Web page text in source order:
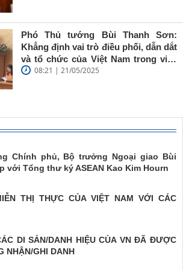
Phó Thủ tướng Bùi Thanh Sơn:
Khẳng định vai trò điều phối, dẫn dắt
và tổ chức của Việt Nam trong việc
đề cao chủ nghĩa đa phương, đoàn
08:21 | 21/05/2025
Chính phủ, Bộ trưởng Ngoại giao Bùi
với Tổng thư ký ASEAN Kao Kim Hourn
THỊ THỰC CỦA VIỆT NAM VỚI CÁC
DI SẢN/DANH HIỆU CỦA VN ĐÃ ĐƯỢC
NHẬN/GHI DANH